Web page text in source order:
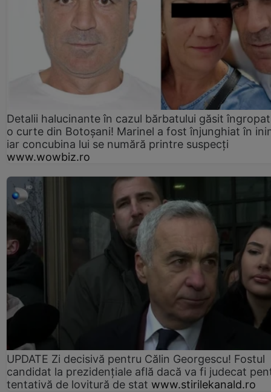
Detalii halucinante în cazul bărbatului găsit
o curte din Botoșani! Marinel a fost înjunghiat în
iar concubina lui se numără printre suspecți
www.wowbiz.ro
UPDATE Zi decisivă pentru Călin Georgescu! Fostul
candidat la prezidențiale află dacă va fi judecat
tentativă de lovitură de stat www.stirilekanald.ro